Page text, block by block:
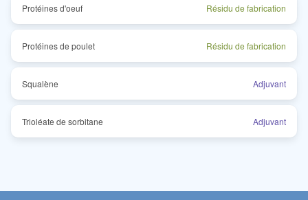
Protéines d'oeuf Résidu de fabrication
Protéines de poulet Résidu de fabrication
Squalène Adjuvant
Trioléate de sorbitane Adjuvant